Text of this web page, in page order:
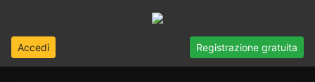
Accedi Registrazione gratuita